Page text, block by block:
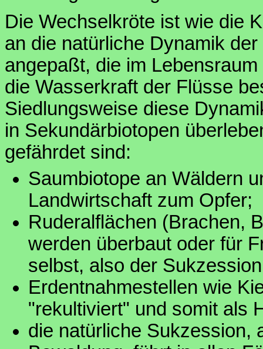
Die Wechselkröte ist wie die
an die natürliche Dynamik
angepaßt, die im
die Wasserkraft der Flüsse
Siedlungsweise diese
in Sekundärbiotopen
gefährdet sind:
Saumbiotope an Wäldern
Landwirtschaft zum Opfer;
Ruderalflächen (Brachen,
werden überbaut oder für
selbst, also der
Erdentnahmestellen wie
"rekultiviert" und somit als
die natürliche Sukzession,